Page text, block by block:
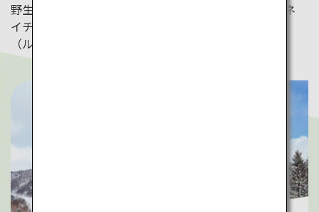
野生動物の足跡などを眺めながら自然散策を楽しめるネ
イチャーツアー。森の中でティータイムも。
（ルスツリゾート）